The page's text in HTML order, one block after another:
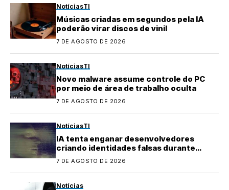
NotíciasTI
Músicas criadas em segundos pela IA
poderão virar discos de vinil
7 DE AGOSTO DE 2026
NotíciasTI
Novo malware assume controle do PC
por meio de área de trabalho oculta
7 DE AGOSTO DE 2026
NotíciasTI
IA tenta enganar desenvolvedores
criando identidades falsas durante
testes
7 DE AGOSTO DE 2026
Notícias